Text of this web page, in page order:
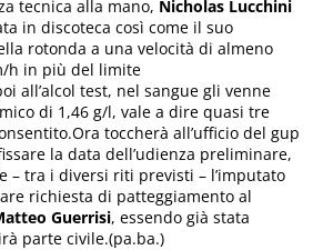
tecnica alla mano, Nicholas Lucchini
in discoteca così come il suo
rotonda a una velocità di almeno
h in più del limite
all’alcol test, nel sangue gli venne
di 1,46 g/l, vale a dire quasi tre
toccherà all’ufficio del gup
la data dell’udienza preliminare,
– tra i diversi riti previsti – l’imputato
richiesta di patteggiamento al
Guerrisi, essendo già stata
parte civile.(pa.ba.)